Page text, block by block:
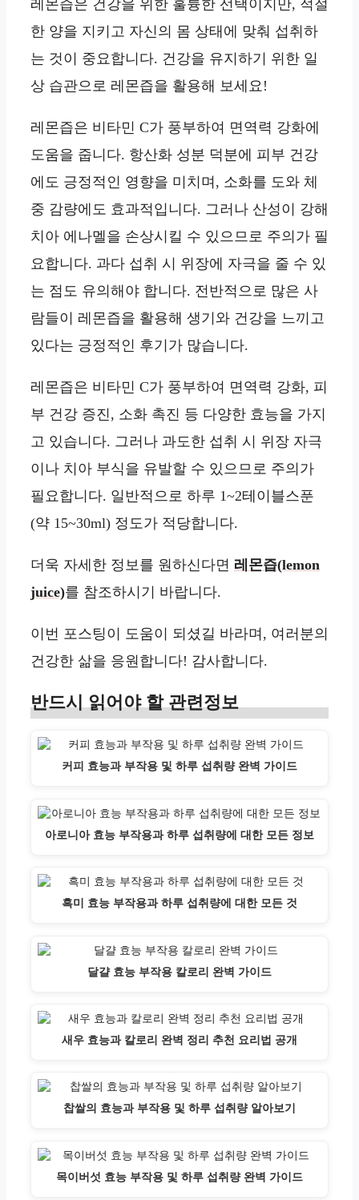
레몬즙은 건강을 위한 훌륭한 선택이지만, 적절
한 양을 지키고 자신의 몸 상태에 맞춰 섭취하
는 것이 중요합니다. 건강을 유지하기 위한 일
상 습관으로 레몬즙을 활용해 보세요!
레몬즙은 비타민 C가 풍부하여 면역력 강화에
도움을 줍니다. 항산화 성분 덕분에 피부 건강
에도 긍정적인 영향을 미치며, 소화를 도와 체
중 감량에도 효과적입니다. 그러나 산성이 강해
치아 에나멜을 손상시킬 수 있으므로 주의가 필
요합니다. 과다 섭취 시 위장에 자극을 줄 수 있
는 점도 유의해야 합니다. 전반적으로 많은 사
람들이 레몬즙을 활용해 생기와 건강을 느끼고
있다는 긍정적인 후기가 많습니다.
레몬즙은 비타민 C가 풍부하여 면역력 강화, 피
부 건강 증진, 소화 촉진 등 다양한 효능을 가지
고 있습니다. 그러나 과도한 섭취 시 위장 자극
이나 치아 부식을 유발할 수 있으므로 주의가
필요합니다. 일반적으로 하루 1~2테이블스푼
(약 15~30ml) 정도가 적당합니다.
더욱 자세한 정보를 원하신다면 레몬즙(lemon
juice)를 참조하시기 바랍니다.
이번 포스팅이 도움이 되셨길 바라며, 여러분의
건강한 삶을 응원합니다! 감사합니다.
반드시 읽어야 할 관련정보
커피 효능과 부작용 및 하루 섭취량 완벽 가이드
아로니아 효능 부작용과 하루 섭취량에 대한 모든 정보
흑미 효능 부작용과 하루 섭취량에 대한 모든 것
달걀 효능 부작용 칼로리 완벽 가이드
새우 효능과 칼로리 완벽 정리 추천 요리법 공개
찹쌀의 효능과 부작용 및 하루 섭취량 알아보기
목이버섯 효능 부작용 및 하루 섭취량 완벽 가이드